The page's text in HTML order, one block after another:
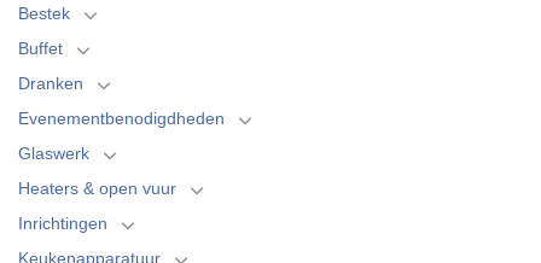
Bestek
Buffet
Dranken
Evenementbenodigdheden
Glaswerk
Heaters & open vuur
Inrichtingen
Keukenapparatuur